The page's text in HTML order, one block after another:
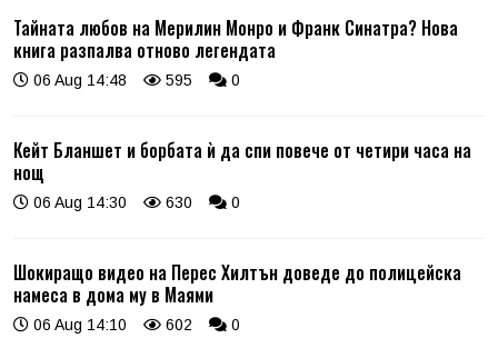
Тайната любов на Мерилин Монро и Франк Синатра? Нова
книга разпалва отново легендата
06 Aug 14:48 595 0
Кейт Бланшет и борбата ѝ да спи повече от четири часа на
нощ
06 Aug 14:30 630 0
Шокиращо видео на Перес Хилтън доведе до полицейска
намеса в дома му в Маями
06 Aug 14:10 602 0